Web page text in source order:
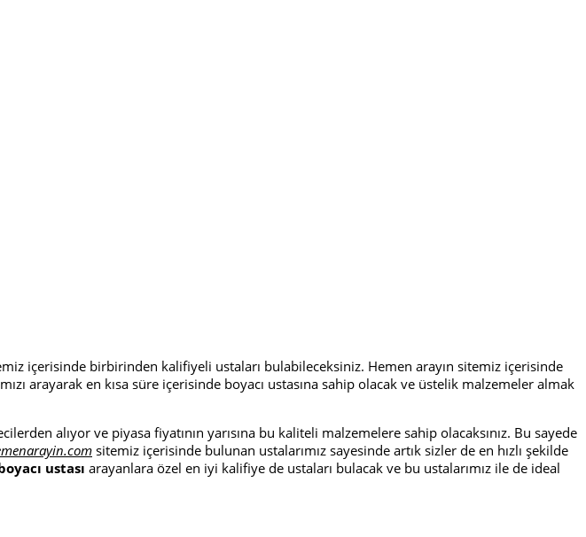
içerisinde birbirinden kalifiyeli ustaları bulabileceksiniz. Hemen arayın sitemiz içerisinde
arayarak en kısa süre içerisinde boyacı ustasına sahip olacak ve üstelik malzemeler almak
alıyor ve piyasa fiyatının yarısına bu kaliteli malzemelere sahip olacaksınız. Bu sayede
sitemiz içerisinde bulunan ustalarımız sayesinde artık sizler de en hızlı şekilde
ustası arayanlara özel en iyi kalifiye de ustaları bulacak ve bu ustalarımız ile de ideal